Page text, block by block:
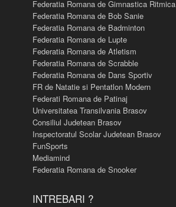
Federatia Romana de Gimnastica Ritmica
Federatia Romana de Bob Sanie
Federatia Romana de Badminton
Federatia Romana de Lupte
Federatia Romana de Atletism
Federatia Romana de Scrabble
Federatia Romana de Dans Sportiv
FR de Natatie si Pentatlon Modern
Federati Romana de Patinaj
Universitatea Transilvania Brasov
Consiliul Judetean Brasov
Inspectoratul Scolar Judetean Brasov
FunSports
Mediamind
Federatia Romana de Snooker
INTREBARI ?